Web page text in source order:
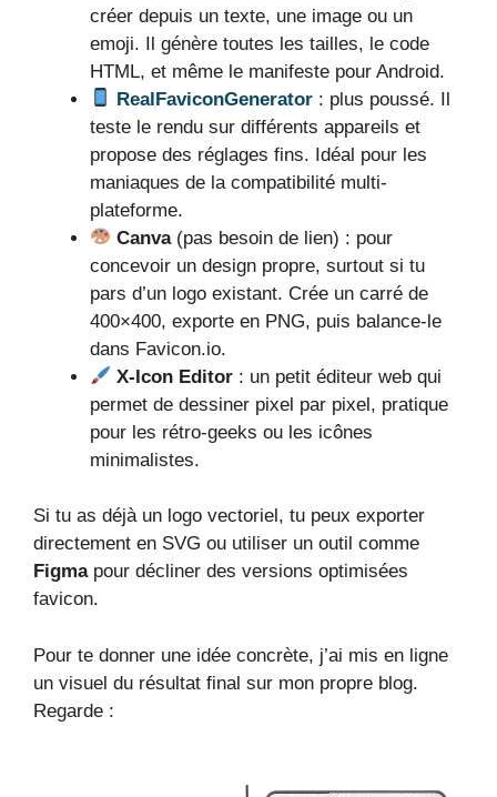
créer depuis un texte, une image ou un
emoji. Il génère toutes les tailles, le code
HTML, et même le manifeste pour Android.
RealFaviconGenerator : plus poussé. Il
teste le rendu sur différents appareils et
propose des réglages fins. Idéal pour les
maniaques de la compatibilité multi-
plateforme.
Canva(pas besoin de lien) : pour
concevoir un design propre, surtout si tu
pars d’un logo existant. Crée un carré de
400×400, exporte en PNG, puis balance-le
dans Favicon.io.
X-Icon Editor : un petit éditeur web qui
permet de dessiner pixel par pixel, pratique
pour les rétro-geeks ou les icônes
minimalistes.
Si tu as déjà un logo vectoriel, tu peux exporter
directement en SVG ou utiliser un outil comme
Figmapour décliner des versions optimisées
favicon.
Pour te donner une idée concrète, j’ai mis en ligne
un visuel du résultat final sur mon propre blog.
Regarde :